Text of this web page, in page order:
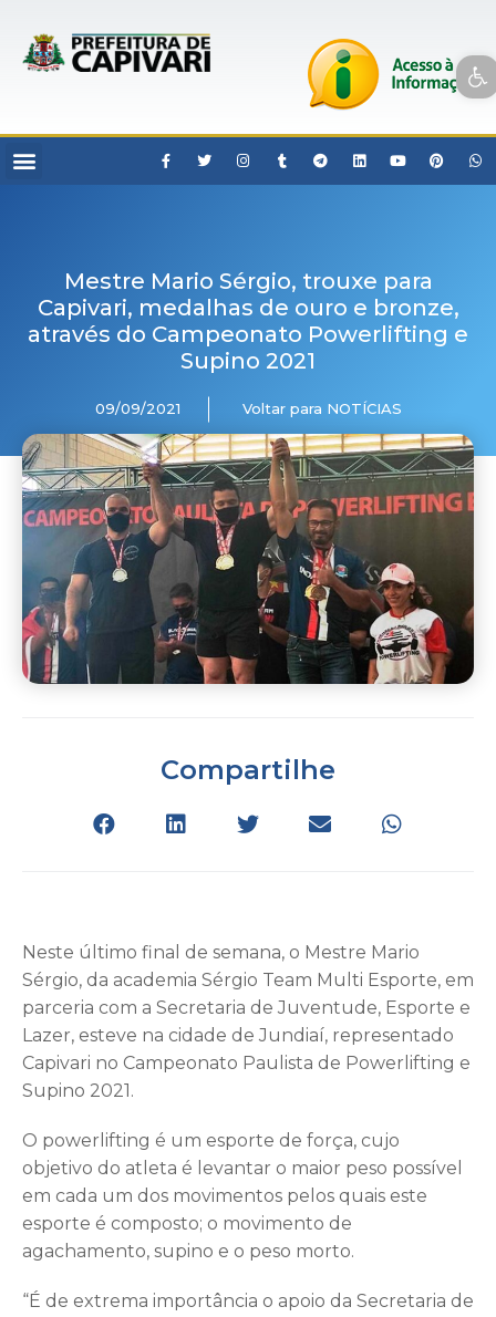
Open toolbar
Mestre Mario Sérgio, trouxe para
Capivari, medalhas de ouro e bronze,
através do Campeonato Powerlifting e
Supino 2021
09/09/2021 Voltar para NOTÍCIAS
Compartilhe
Neste último final de semana, o Mestre Mario
Sérgio, da academia Sérgio Team Multi Esporte, em
parceria com a Secretaria de Juventude, Esporte e
Lazer, esteve na cidade de Jundiaí, representado
Capivari no Campeonato Paulista de Powerlifting e
Supino 2021.
O powerlifting é um esporte de força, cujo
objetivo do atleta é levantar o maior peso possível
em cada um dos movimentos pelos quais este
esporte é composto; o movimento de
agachamento, supino e o peso morto.
“É de extrema importância o apoio da Secretaria de